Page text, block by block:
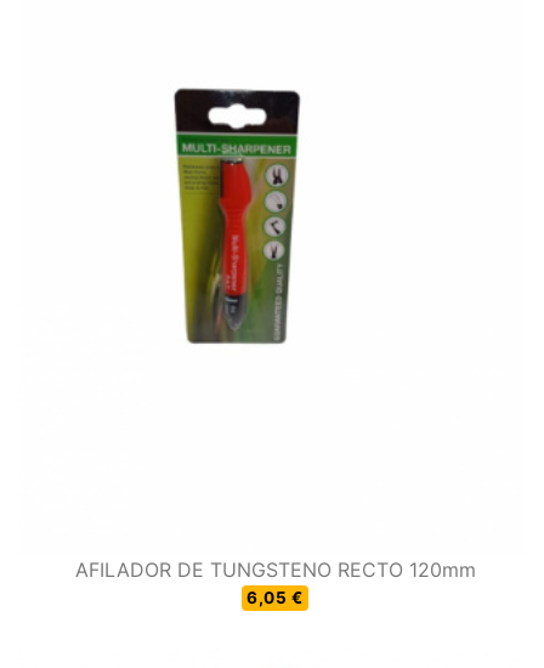
AFILADOR DE TUNGSTENO RECTO 120mm
6,05 €